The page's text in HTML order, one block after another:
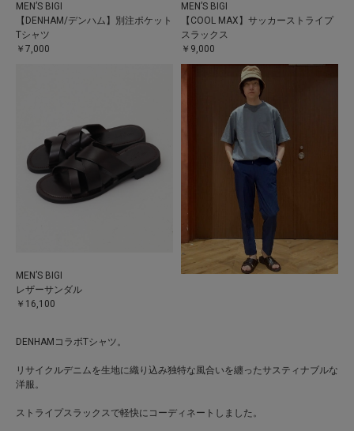
MEN’S BIGI
【DENHAM/デンハム】別注ポケット
Tシャツ
￥7,000
MEN’S BIGI
【COOL MAX】サッカーストライプ
スラックス
￥9,000
MEN’S BIGI
レザーサンダル
￥16,100
DENHAMコラボTシャツ。
リサイクルデニムを生地に織り込み独特な風合いを纏ったサスティナブルな
洋服。
ストライプスラックスで軽快にコーディネートしました。